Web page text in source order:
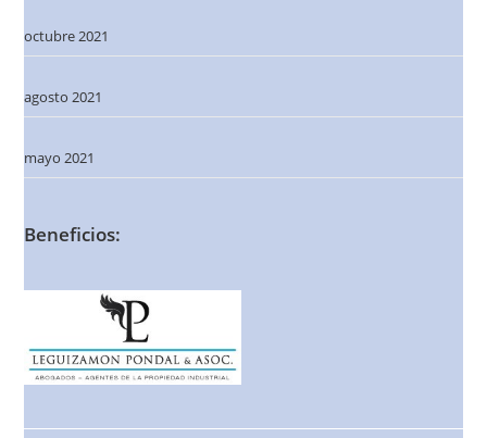
octubre 2021
agosto 2021
mayo 2021
Beneficios: